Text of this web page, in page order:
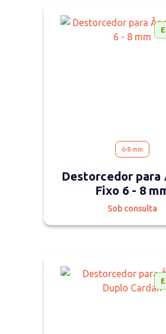
6-8 mm
Destorcedor para
Fixo 6 - 8
Sob consulta